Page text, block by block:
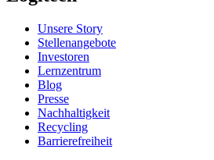
Unsere Story
Stellenangebote
Investoren
Lernzentrum
Blog
Presse
Nachhaltigkeit
Recycling
Barrierefreiheit